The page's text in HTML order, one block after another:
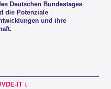
Deutschen Bundestages
die Potenziale
und ihre
IT